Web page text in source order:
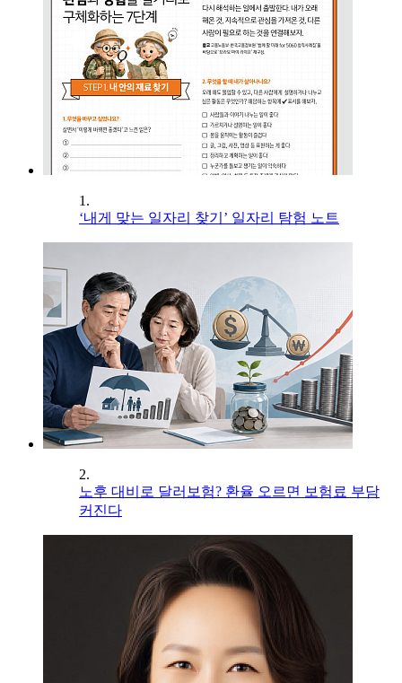
1.
‘내게 맞는 일자리 찾기’ 일자리 탐험 노트
2.
노후 대비로 달러보험? 환율 오르면 보험료 부담
커진다